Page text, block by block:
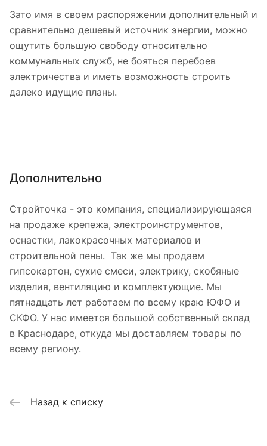
Зато имя в своем распоряжении дополнительный и
сравнительно дешевый источник энергии, можно
ощутить большую свободу относительно
коммунальных служб, не бояться перебоев
электричества и иметь возможность строить
далеко идущие планы.
Дополнительно
Стройточка - это компания, специализирующаяся
на продаже крепежа, электроинструментов,
оснастки, лакокрасочных материалов и
строительной пены. Так же мы продаем
гипсокартон, сухие смеси, электрику, скобяные
изделия, вентиляцию и комплектующие. Мы
пятнадцать лет работаем по всему краю ЮФО и
СКФО. У нас имеется большой собственный склад
в Краснодаре, откуда мы доставляем товары по
всему региону.
Назад к списку